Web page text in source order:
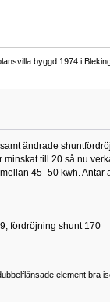
byggd 1974 i
ändrade
till 20 så nu
45 -50 kwh. Antar
fördröjning shunt 170
element bra